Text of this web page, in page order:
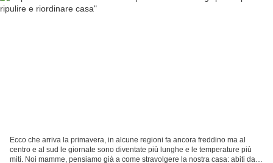
Ecco che arriva la primavera, in alcune regioni fa ancora freddino ma al
centro e al sud le giornate sono diventate più lunghe e le temperature più
miti. Noi mamme, pensiamo già a come stravolgere la nostra casa: abiti da